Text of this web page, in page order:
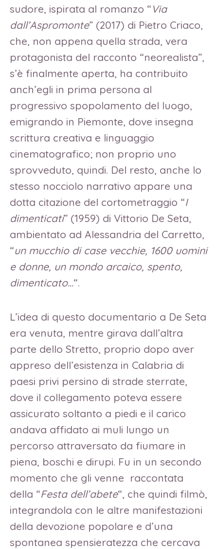
sudore, ispirata al romanzo “Via
dall’Aspromonte” (2017) di Pietro Criaco,
che, non appena quella strada, vera
protagonista del racconto “neorealista”,
s’è finalmente aperta, ha contribuito
anch’egli in prima persona al
progressivo spopolamento del luogo,
emigrando in Piemonte, dove insegna
scrittura creativa e linguaggio
cinematografico; non proprio uno
sprovveduto, quindi. Del resto, anche lo
stesso nocciolo narrativo appare una
dotta citazione del cortometraggio “I
dimenticati” (1959) di Vittorio De Seta,
ambientato ad Alessandria del Carretto,
“un mucchio di case vecchie, 1600 uomini
e donne, un mondo arcaico, spento,
dimenticato…“.
L’idea di questo documentario a De Seta
era venuta, mentre girava dall’altra
parte dello Stretto, proprio dopo aver
appreso dell’esistenza in Calabria di
paesi privi persino di strade sterrate,
dove il collegamento poteva essere
assicurato soltanto a piedi e il carico
andava affidato ai muli lungo un
percorso attraversato da fiumare in
piena, boschi e dirupi. Fu in un secondo
momento che gli venne raccontata
della “Festa dell’abete“, che quindi filmò,
integrandola con le altre manifestazioni
della devozione popolare e d’una
spontanea spensieratezza che cercava